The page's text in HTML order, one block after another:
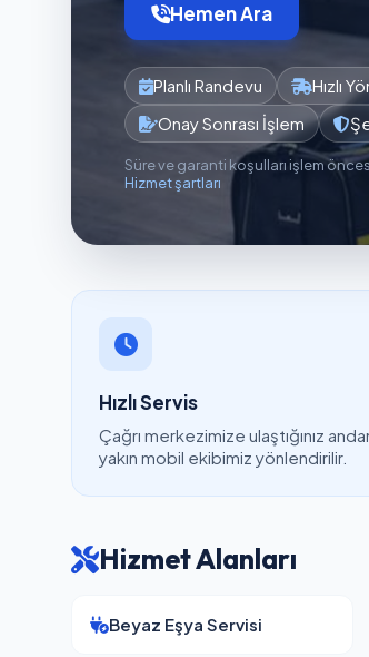
Hemen Ara
Planlı Randevu
Hızlı
Onay Sonrası İşlem
Süre ve garanti koşulları işlem
Hizmet şartları
Hızlı Servis
Çağrı merkezimize ulaştığınız
yakın mobil ekibimiz yönlendirilir.
Hizmet Alanları
Beyaz Eşya Servisi